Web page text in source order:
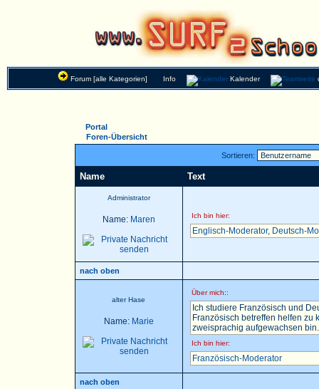
Forum [alle Kategorien] Info Kalender
Portal
Foren-Übersicht
Sortieren:
Name Text
Administrator
Name: Maren Ich bin hier:
Englisch-Moderator, Deutsch-
nach oben
alter Hase
Name: Marie
Über mich::
Ich studiere Französisch und
Französisch betreffen helfen zu
zweisprachig aufgewachsen
Ich bin hier:
Französisch-Moderator
nach oben